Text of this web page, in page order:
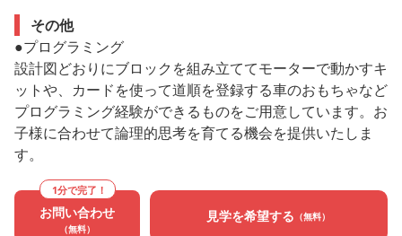
その他
●プログラミング
設計図どおりにブロックを組み立ててモーターで動かすキ
ットや、カードを使って道順を登録する車のおもちゃなど
プログラミング経験ができるものをご用意しています。お
子様に合わせて論理的思考を育てる機会を提供いたしま
す。
1分で完了！
お問い合わせ
（無料）
見学を希望する （無料）